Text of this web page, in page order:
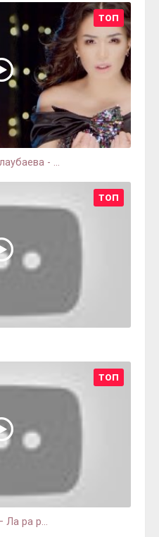
ТОП
- ...
ТОП
ТОП
Ла ра р...